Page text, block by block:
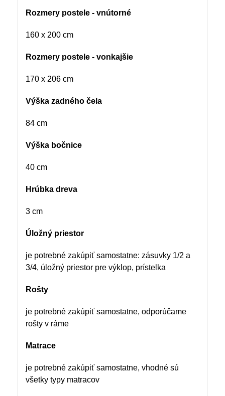
Rozmery postele - vnútorné
160 x 200 cm
Rozmery postele - vonkajšie
170 x 206 cm
Výška zadného čela
84 cm
Výška bočnice
40 cm
Hrúbka dreva
3 cm
Úložný priestor
je potrebné zakúpiť samostatne: zásuvky 1/2 a
3/4, úložný priestor pre výklop, prístelka
Rošty
je potrebné zakúpiť samostatne, odporúčame
rošty v ráme
Matrace
je potrebné zakúpiť samostatne, vhodné sú
všetky typy matracov